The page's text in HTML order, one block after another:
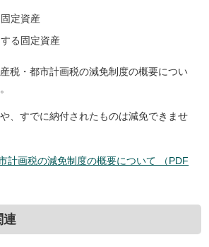
定資産
る固定資産
税・都市計画税の減免制度の概要につい
、すでに納付されたものは減免できませ
計画税の減免制度の概要について （PDF
連